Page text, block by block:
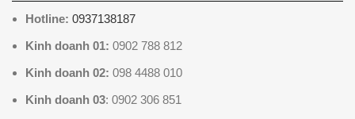
Hotline: 0937138187
Kinh doanh 01: 0902 788 812
Kinh doanh 02: 098 4488 010
Kinh doanh 03: 0902 306 851